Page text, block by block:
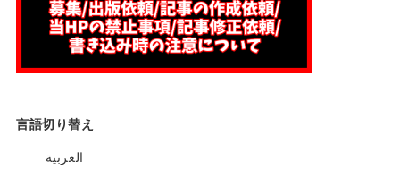
言語切り替え
العربية